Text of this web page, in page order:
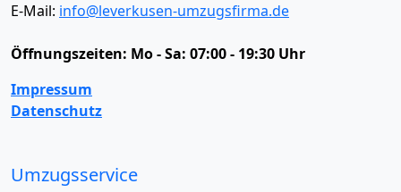
E-Mail: info@leverkusen-umzugsfirma.de
Öffnungszeiten: Mo - Sa: 07:00 - 19:30 Uhr
Impressum
Datenschutz
Umzugsservice